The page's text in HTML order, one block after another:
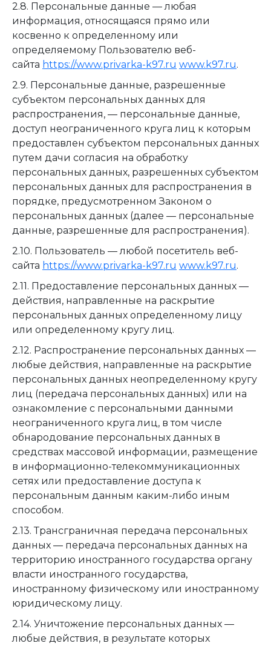
2.8. Персональные данные — любая
информация, относящаяся прямо или
косвенно к определенному или
определяемому Пользователю веб-
сайта https://www.privarka-k97.ru www.k97.ru.
2.9. Персональные данные, разрешенные
субъектом персональных данных для
распространения, — персональные данные,
доступ неограниченного круга лиц к которым
предоставлен субъектом персональных данных
путем дачи согласия на обработку
персональных данных, разрешенных субъектом
персональных данных для распространения в
порядке, предусмотренном Законом о
персональных данных (далее — персональные
данные, разрешенные для распространения).
2.10. Пользователь — любой посетитель веб-
сайта https://www.privarka-k97.ru www.k97.ru.
2.11. Предоставление персональных данных —
действия, направленные на раскрытие
персональных данных определенному лицу
или определенному кругу лиц.
2.12. Распространение персональных данных —
любые действия, направленные на раскрытие
персональных данных неопределенному кругу
лиц (передача персональных данных) или на
ознакомление с персональными данными
неограниченного круга лиц, в том числе
обнародование персональных данных в
средствах массовой информации, размещение
в информационно-телекоммуникационных
сетях или предоставление доступа к
персональным данным каким-либо иным
способом.
2.13. Трансграничная передача персональных
данных — передача персональных данных на
территорию иностранного государства органу
власти иностранного государства,
иностранному физическому или иностранному
юридическому лицу.
2.14. Уничтожение персональных данных —
любые действия, в результате которых